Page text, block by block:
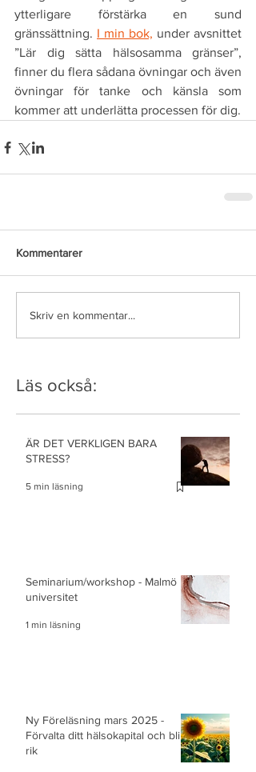
ytterligare förstärka en sund
gränssättning. I min bok, under avsnittet
”Lär dig sätta hälsosamma gränser”,
finner du flera sådana övningar och även
övningar för tanke och känsla som
kommer att underlätta processen för dig.
Kommentarer
Skriv en kommentar...
Läs också:
ÄR DET VERKLIGEN BARA
STRESS?
5 min läsning
Seminarium/workshop - Malmö
universitet
1 min läsning
Ny Föreläsning mars 2025 -
Förvalta ditt hälsokapital och bli
rik